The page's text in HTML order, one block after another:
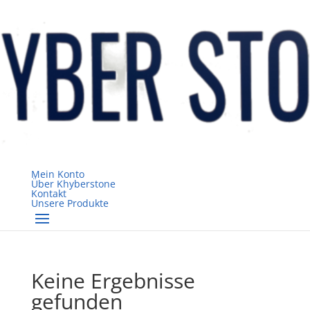
Mein Konto
Über Khyberstone
Kontakt
Unsere Produkte
Keine Ergebnisse
gefunden